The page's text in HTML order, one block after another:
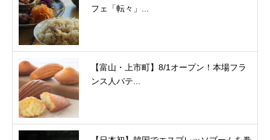
フェ「転々」...
【富山・上市町】8/1オープン！本場フラ
ンス人パテ...